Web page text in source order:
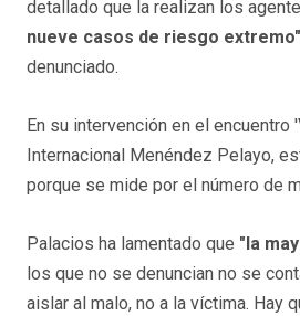
detallado que la realizan los
nueve casos de riesgo extremo"
denunciado.
En su intervención en el
Internacional Menéndez Pelayo,
porque se mide por el número de
Palacios ha lamentado que "la
los que no se denuncian no se
aislar al malo, no a la víctima. Hay